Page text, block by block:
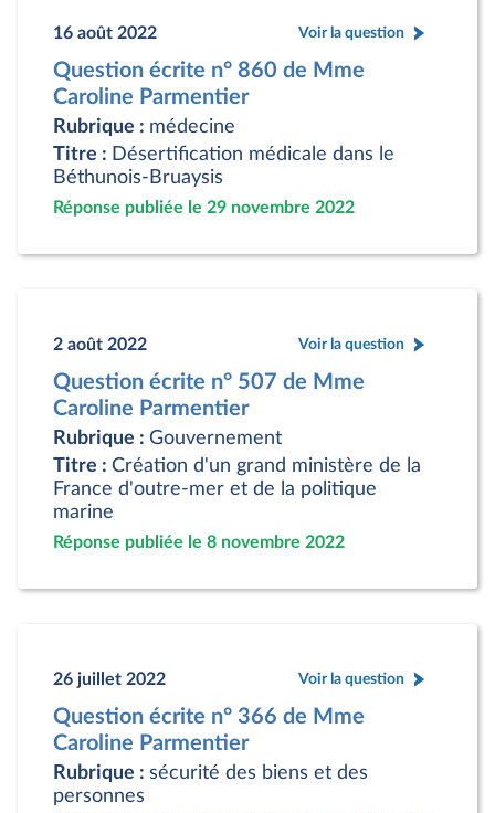
16 août 2022 Voir la question
Question écrite n° 860 de Mme
Caroline Parmentier
Rubrique : médecine
Titre : Désertification médicale dans le
Béthunois-Bruaysis
Réponse publiée le 29 novembre 2022
2 août 2022 Voir la question
Question écrite n° 507 de Mme
Caroline Parmentier
Rubrique : Gouvernement
Titre : Création d'un grand ministère de la
France d'outre-mer et de la politique
marine
Réponse publiée le 8 novembre 2022
26 juillet 2022 Voir la question
Question écrite n° 366 de Mme
Caroline Parmentier
Rubrique : sécurité des biens et des
personnes